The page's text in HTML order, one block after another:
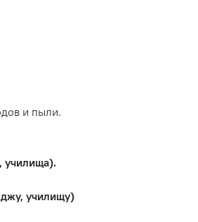
и пыли.
училища).
училищу)